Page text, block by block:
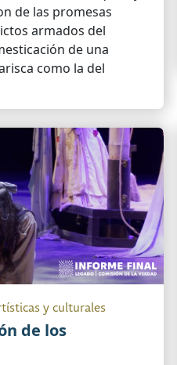
de las promesas
armados del
de una
como la del
y culturales
de los